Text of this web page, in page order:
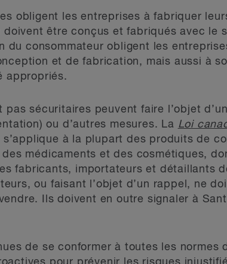
obligent les entreprises à fabriquer
être conçus et fabriqués avec le
du consommateur obligent les
et de fabrication, mais aussi à
appropriés.
pas sécuritaires peuvent faire l’objet
ou d’autres mesures. La Loi
à la plupart des produits de
médicaments et des cosmétiques,
fabricants, importateurs et détaillants
ou faisant l’objet d’un rappel, ne
Ils doivent en outre signaler à
de se conformer à toutes les